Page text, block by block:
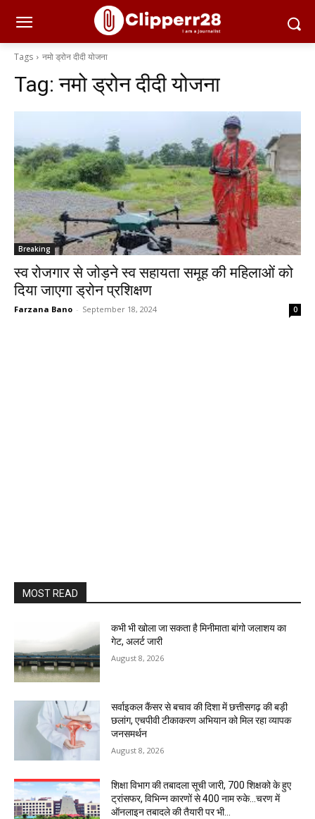
Tags नमो ड्रोन दीदी योजना
Tag:नमो ड्रोन दीदी योजना
Breaking
स्व रोजगार से जोड़ने स्व सहायता समूह की महिलाओं को
दिया जाएगा ड्रोन प्रशिक्षण
Farzana Bano - September 18, 2024 0
MOST READ
कभी भी खोला जा सकता है मिनीमाता बांगो जलाशय का
गेट, अलर्ट जारी
August 8, 2026
सर्वाइकल कैंसर से बचाव की दिशा में छत्तीसगढ़ की बड़ी
छलांग, एचपीवी टीकाकरण अभियान को मिल रहा व्यापक
जनसमर्थन
August 8, 2026
शिक्षा विभाग की तबादला सूची जारी, 700 शिक्षको के हुए
ट्रांसफर, विभिन्न कारणों से 400 नाम रुके…चरण में
ऑनलाइन तबादले की तैयारी पर भी...